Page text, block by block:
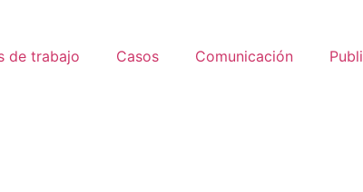
de trabajo Casos Comunicación